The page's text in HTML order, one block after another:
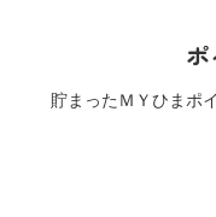
貯まったＭＹひまポ